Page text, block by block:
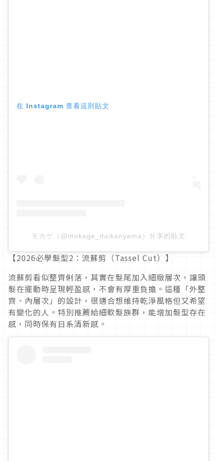
在 Instagram 查看這則貼文
モカゲ（@mokage_daikanyama）分享的貼文
【2026必學髮型2：流蘇剪（Tassel Cut）】
流蘇剪看似整齊俐落，其實在髮尾加入細緻層次，讓頭
髮在擺動時呈現輕盈感，不會有厚重負擔。這種「外整
齊、內層次」的設計，很適合想維持乾淨風格但又希望
有變化的人。特別推薦給細軟髮族群，能增加髮型存在
感，同時保有日系清新感。